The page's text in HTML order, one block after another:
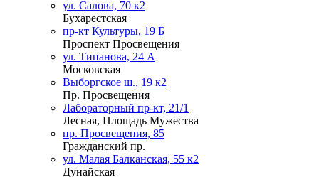
ул. Салова, 70 к2
Бухарестская
пр-кт Культуры, 19 Б
Проспект Просвещения
ул. Типанова, 24 А
Московская
Выборгское ш., 19 к2
Пр. Просвещения
Лабораторный пр-кт, 21/1
Лесная, Площадь Мужества
пр. Просвещения, 85
Гражданский пр.
ул. Малая Балканская, 55 к2
Дунайская